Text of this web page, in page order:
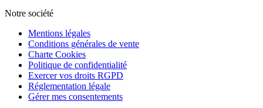
Notre société
Mentions légales
Conditions générales de vente
Charte Cookies
Politique de confidentialité
Exercer vos droits RGPD
Réglementation légale
Gérer mes consentements